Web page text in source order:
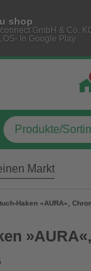
shop
GmbH & Co.
In Google Play
Markt
Haken »AURA«,